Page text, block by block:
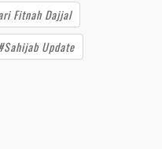
Fitnah Dajjal
Update